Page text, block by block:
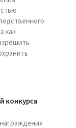
как
конкурса